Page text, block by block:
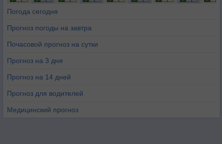
Погода сегодня
Прогноз погоды на завтра
Почасовой прогноз на сутки
Прогноз на 3 дня
Прогноз на 14 дней
Прогноз для водителей
Медицинский прогноз